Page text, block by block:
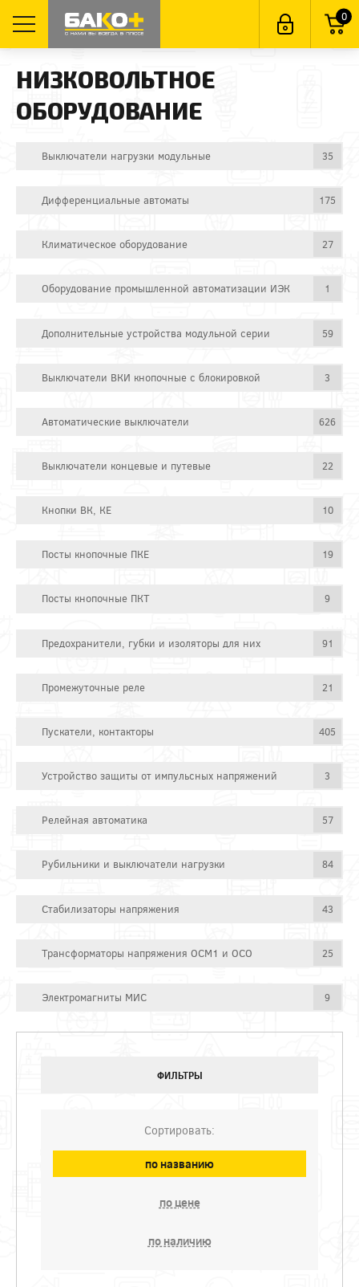
0
НИЗКОВОЛЬТНОЕ
ОБОРУДОВАНИЕ
Выключатели нагрузки модульные 35
Дифференциальные автоматы 175
Климатическое оборудование 27
Оборудование промышленной автоматизации ИЭК 1
Дополнительные устройства модульной серии 59
Выключатели ВКИ кнопочные с блокировкой 3
Автоматические выключатели 626
Выключатели концевые и путевые 22
Кнопки ВК, КЕ 10
Посты кнопочные ПКЕ 19
Посты кнопочные ПКТ 9
Предохранители, губки и изоляторы для них 91
Промежуточные реле 21
Пускатели, контакторы 405
Устройство защиты от импульсных напряжений 3
Релейная автоматика 57
Рубильники и выключатели нагрузки 84
Стабилизаторы напряжения 43
Трансформаторы напряжения ОСМ1 и ОСО 25
Электромагниты МИС 9
ФИЛЬТРЫ
Сортировать:
по названию
по цене
по наличию